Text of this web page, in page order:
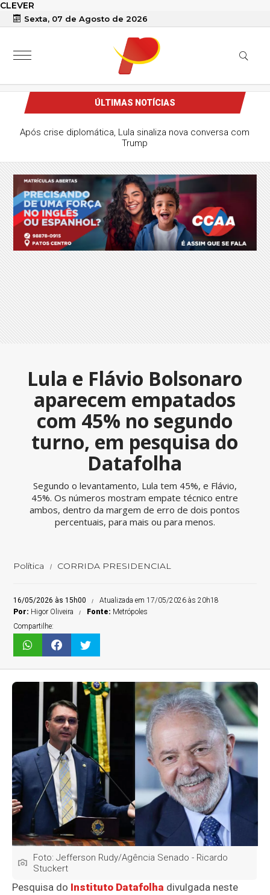
CLEVER
Sexta, 07 de Agosto de 2026
ÚLTIMAS NOTÍCIAS
Após crise diplomática, Lula sinaliza nova conversa com
Trump
Lula e Flávio Bolsonaro
aparecem empatados
com 45% no segundo
turno, em pesquisa do
Datafolha
Segundo o levantamento, Lula tem 45%, e Flávio,
45%. Os números mostram empate técnico entre
ambos, dentro da margem de erro de dois pontos
percentuais, para mais ou para menos.
Política CORRIDA PRESIDENCIAL
16/05/2026 às 15h00
Atualizada em 17/05/2026 às 20h18
Por: Higor Oliveira Fonte: Metrópoles
Compartilhe:
Foto: Jefferson Rudy/Agência Senado - Ricardo
Stuckert
Pesquisa do Instituto Datafolha divulgada neste